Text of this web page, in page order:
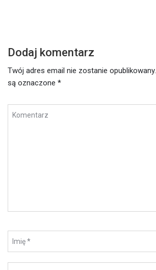
Dodaj komentarz
Twój adres email nie zostanie opublikowany.
są oznaczone *